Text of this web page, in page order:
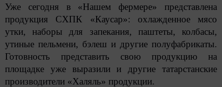
Уже сегодня в «Нашем фермере» представлена
продукция СХПК «Каусар»: охлажденное мясо
утки, наборы для запекания, паштеты, колбасы,
утиные пельмени, бэлеш и другие полуфабрикаты.
Готовность представить свою продукцию на
площадке уже выразили и другие татарстанские
производители «Халяль» продукции.